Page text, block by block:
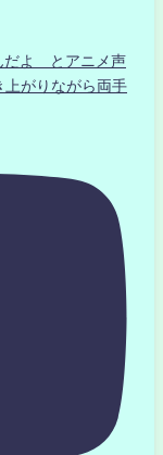
よ とアニメ声
がりながら両手